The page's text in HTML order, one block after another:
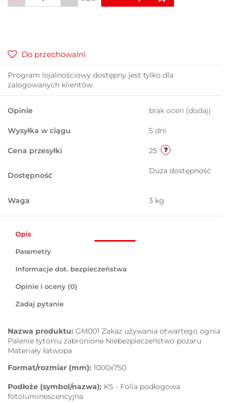
Do przechowalni
Program lojalnościowy dostępny jest tylko dla
zalogowanych klientów.
Opinie brak ocen (dodaj)
Wysyłka w ciągu 5 dni
Cena przesyłki 25
Dostępność Duża dostępność
Waga 3 kg
Opis
Parametry
Informacje dot. bezpieczeństwa
Opinie i oceny (0)
Zadaj pytanie
Nazwa produktu: GM001 Zakaz używania otwartego ognia
Palenie tytoniu zabronione Niebezpieczeństwo pożaru
Materiały łatwopa
Format/rozmiar (mm): 1000x750
Podłoże (symbol/nazwa): KS - Folia podłogowa
fotoluminescencyjna